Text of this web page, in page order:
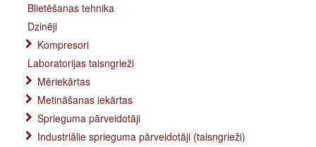
Blietēšanas tehnika
Dzinēji
Kompresori
Laboratorijas taisngrieži
Mēriekārtas
Metināšanas iekārtas
Sprieguma pārveidotāji
Industriālie sprieguma pārveidotāji (taisngrieži)